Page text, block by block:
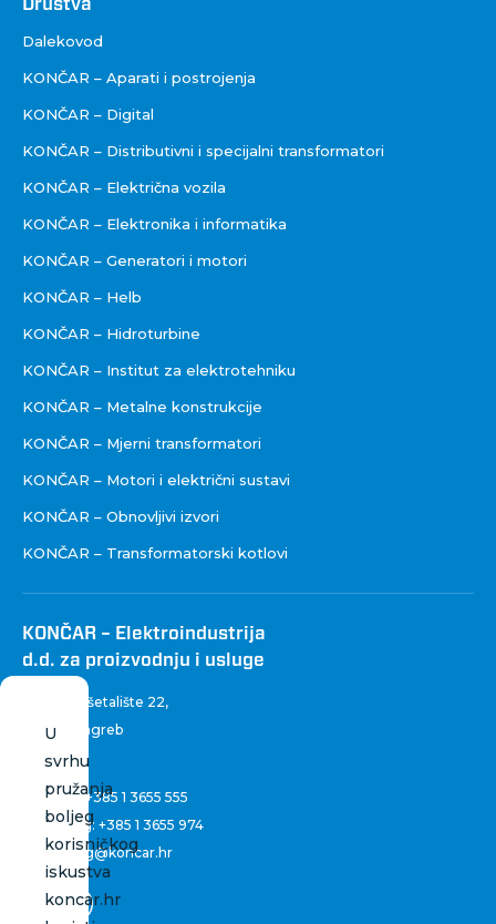
Društva
Dalekovod
KONČAR – Aparati i postrojenja
KONČAR – Digital
KONČAR – Distributivni i specijalni transformatori
KONČAR – Električna vozila
KONČAR – Elektronika i informatika
KONČAR – Generatori i motori
KONČAR – Helb
KONČAR – Hidroturbine
KONČAR – Institut za elektrotehniku
KONČAR – Metalne konstrukcije
KONČAR – Mjerni transformatori
KONČAR – Motori i električni sustavi
KONČAR – Obnovljivi izvori
KONČAR – Transformatorski kotlovi
KONČAR – Elektroindustrija
d.d. za proizvodnju i usluge
Fallerovo šetalište 22,
10 000 Zagreb
Hrvatska
Centrala:+385 1 3655 555
Marketing: +385 1 3655 974
marketing@koncar.hr
U
svrhu
pružanja
boljeg
korisničkog
iskustva
koncar.hr